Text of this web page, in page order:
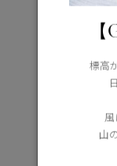
標高
風
山